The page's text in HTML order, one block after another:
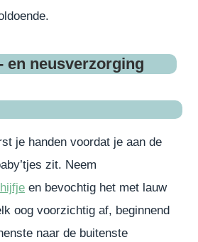
en neusverzorging
je handen voordat je aan de
zit. Neem
en bevochtig het met lauw
oog voorzichtig af, beginnend
naar de buitenste